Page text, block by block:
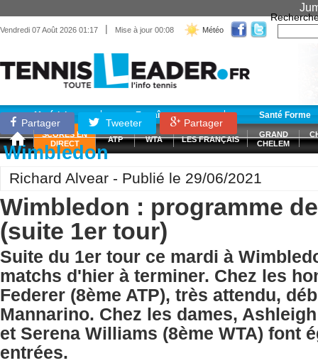
Vendredi 07 Août 2026 01:17 | Mise à jour 00:08 Météo
Matériel Entraînement Santé Forme
SCORES EN
DIRECT
ATP WTA LES FRANÇAIS
GRAND
CHELEM
Partager Tweeter Partager
Wimbledon
Richard Alvear - Publié le 29/06/2021
Wimbledon : programme
(suite 1er tour)
Suite du 1er tour ce mardi à
matchs d'hier à terminer. Chez les
Federer (8ème ATP), très attendu,
Mannarino. Chez les dames,
et Serena Williams (8ème WTA) font
entrées.